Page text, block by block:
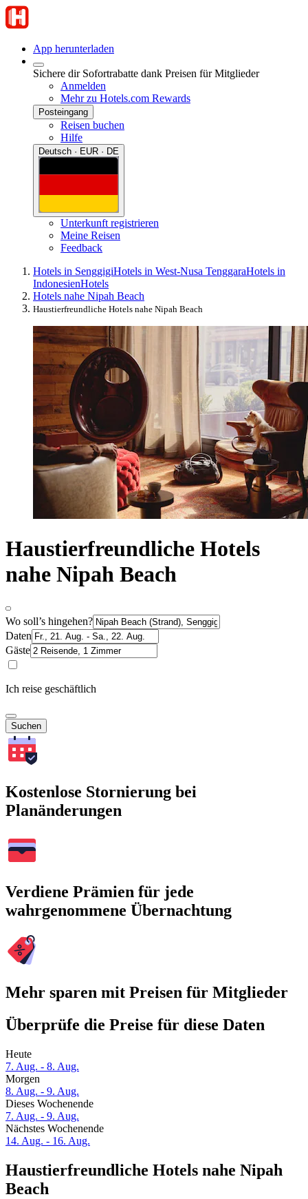
App herunterladen
Sichere dir Sofortrabatte dank Preisen für Mitglieder
Anmelden
Mehr zu Hotels.com Rewards
Posteingang
Reisen buchen
Hilfe
Deutsch · EUR · DE
Unterkunft registrieren
Meine Reisen
Feedback
Hotels in SenggigiHotels in West-Nusa TenggaraHotels in
IndonesienHotels
Hotels nahe Nipah Beach
Haustierfreundliche Hotels nahe Nipah Beach
Haustierfreundliche Hotels
nahe Nipah Beach
Wo soll’s hingehen?
Daten
Gäste
Ich reise geschäftlich
Suchen
Kostenlose Stornierung bei
Planänderungen
Verdiene Prämien für jede
wahrgenommene Übernachtung
Mehr sparen mit Preisen für Mitglieder
Überprüfe die Preise für diese Daten
Heute
7. Aug. - 8. Aug.
Morgen
8. Aug. - 9. Aug.
Dieses Wochenende
7. Aug. - 9. Aug.
Nächstes Wochenende
14. Aug. - 16. Aug.
Haustierfreundliche Hotels nahe Nipah
Beach